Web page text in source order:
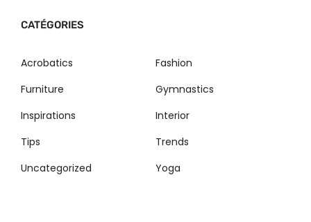
CATÉGORIES
Acrobatics
Fashion
Furniture
Gymnastics
Inspirations
Interior
Tips
Trends
Uncategorized
Yoga